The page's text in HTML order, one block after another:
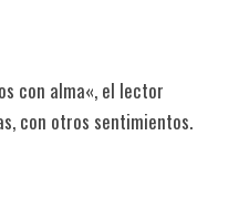
con alma«, el lector
con otros sentimientos.